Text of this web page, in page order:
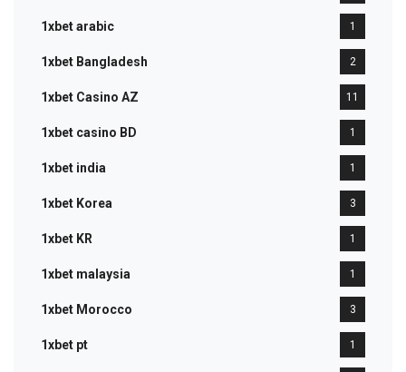
1xbet arabic 1
1xbet Bangladesh 2
1xbet Casino AZ 11
1xbet casino BD 1
1xbet india 1
1xbet Korea 3
1xbet KR 1
1xbet malaysia 1
1xbet Morocco 3
1xbet pt 1